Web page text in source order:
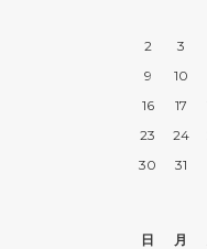
2
3
9
10
16
17
23
24
30
31
日
月